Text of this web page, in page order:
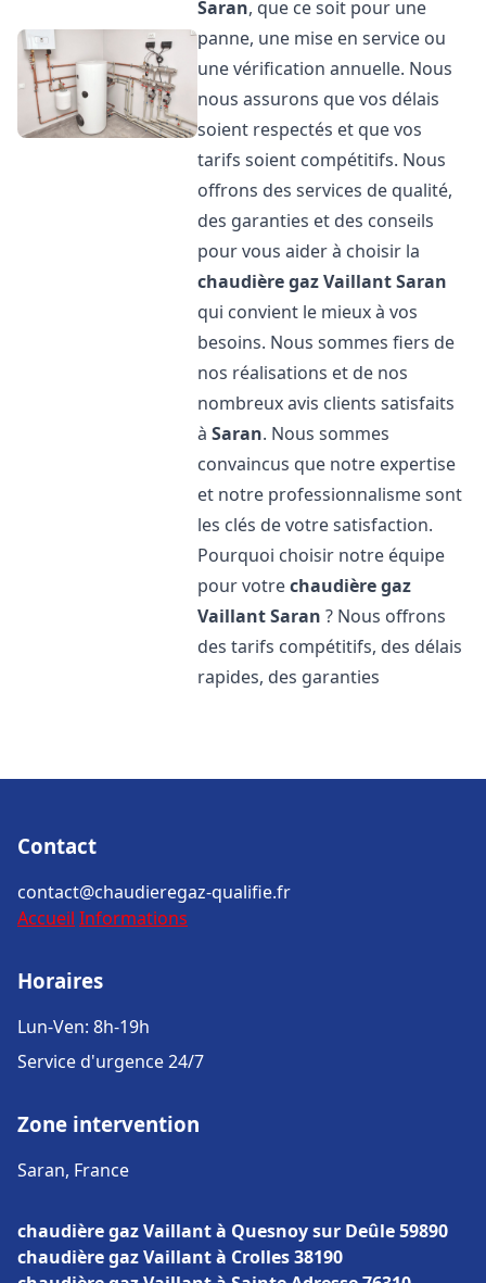
Saran, que ce soit pour une
panne, une mise en service ou
une vérification annuelle. Nous
nous assurons que vos délais
soient respectés et que vos
tarifs soient compétitifs. Nous
offrons des services de qualité,
des garanties et des conseils
pour vous aider à choisir la
chaudière gaz VaillantSaran
qui convient le mieux à vos
besoins. Nous sommes fiers de
nos réalisations et de nos
nombreux avis clients satisfaits
àSaran. Nous sommes
convaincus que notre expertise
et notre professionnalisme sont
les clés de votre satisfaction.
Pourquoi choisir notre équipe
pour votrechaudière gaz
VaillantSaran ? Nous offrons
des tarifs compétitifs, des délais
rapides, des garanties
Contact
contact@chaudieregaz-qualifie.fr
Accueil Informations
Horaires
Lun-Ven: 8h-19h
Service d'urgence 24/7
Zone intervention
Saran, France
chaudière gaz Vaillant à Quesnoy sur Deûle 59890
chaudière gaz Vaillant à Crolles 38190